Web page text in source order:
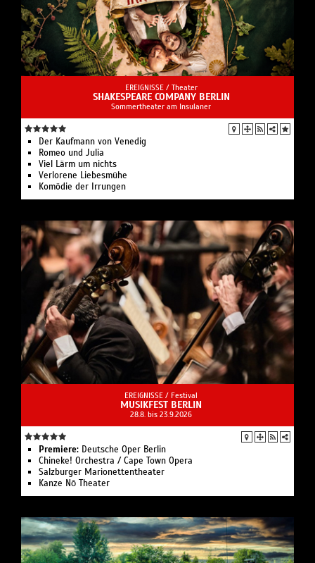
EREIGNISSE / Theater
SHAKESPEARE COMPANY BERLIN
Sommertheater am Insulaner
Der Kaufmann von Venedig
Romeo und Julia
Viel Lärm um nichts
Verlorene Liebesmühe
Komödie der Irrungen
EREIGNISSE / Festival
MUSIKFEST BERLIN
28.8. bis 23.9.2026
Premiere: Deutsche Oper Berlin
Chineke! Orchestra / Cape Town Opera
Salzburger Marionettentheater
Kanze Nō Theater